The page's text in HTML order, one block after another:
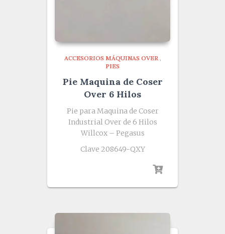
ACCESORIOS MÁQUINAS OVER
PIES
Pie Maquina de Coser
Over 6 Hilos
Pie para Maquina de Coser
Industrial Over de 6 Hilos
Willcox – Pegasus
Clave 208649-QXY